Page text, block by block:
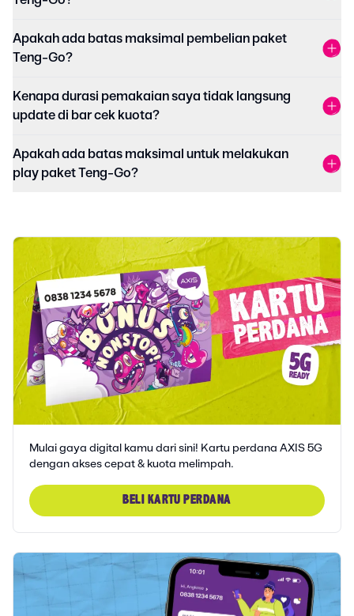
Apakah ada batas maksimal pembelian paket
Teng-Go?
Kenapa durasi pemakaian saya tidak langsung
update di bar cek kuota?
Apakah ada batas maksimal untuk melakukan
play paket Teng-Go?
Mulai gaya digital kamu dari sini! Kartu perdana AXIS 5G
dengan akses cepat & kuota melimpah.
BELI KARTU PERDANA